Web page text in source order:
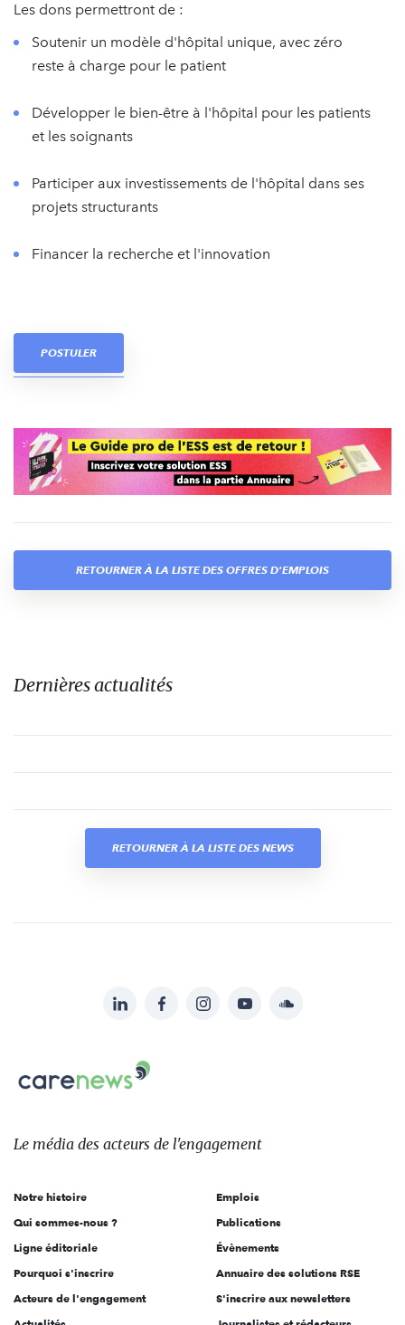
Les dons permettront de :
Soutenir un modèle d'hôpital unique, avec zéro
reste à charge pour le patient
Développer le bien-être à l'hôpital pour les patients
et les soignants
Participer aux investissements de l'hôpital dans ses
projets structurants
Financer la recherche et l'innovation
POSTULER
RETOURNER À LA LISTE DES OFFRES D'EMPLOIS
Dernières actualités
RETOURNER À LA LISTE DES NEWS
sur:
LinkedInFacebookInstagramYouTubeSoundcloud
Le
des
l'engagement
Le média des acteurs de l'engagement
Notre histoire
Qui sommes-nous ?
Ligne éditoriale
Pourquoi s'inscrire
Acteurs de l'engagement
Emplois
Publications
Évènements
Annuaire des solutions RSE
S'inscrire aux newsletters